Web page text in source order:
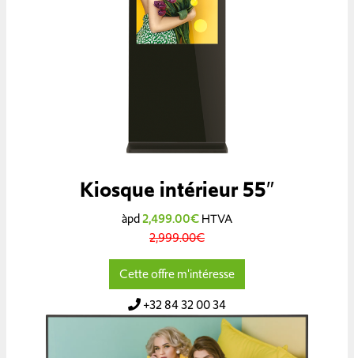
Kiosque intérieur 55″
àpd2,499.00€HTVA
2,999.00€
Cette offre m'intéresse
+32 84 32 00 34